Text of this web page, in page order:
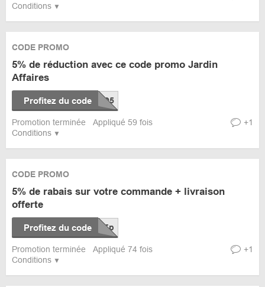
Conditions
Conditions
CODE PROMO
5% de réduction avec ce code promo Jardin
Affaires
Profitez du code
Promotion terminée Appliqué 59 fois +1
Conditions
CODE PROMO
5% de rabais sur votre commande + livraison
offerte
Profitez du code
Promotion terminée Appliqué 74 fois +1